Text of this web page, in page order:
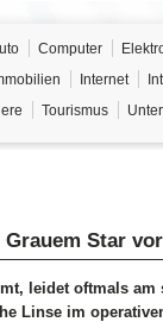
Computer
Internet
Tourismus
Star vor
leidet oftmals am
Linse im